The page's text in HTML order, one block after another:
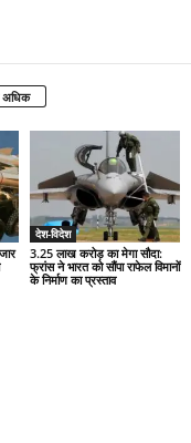
देश-विदेश
3.25 लाख करोड़ का मेगा सौदा:
फ्रांस ने भारत को सौंपा राफेल विमानों
के निर्माण का प्रस्ताव